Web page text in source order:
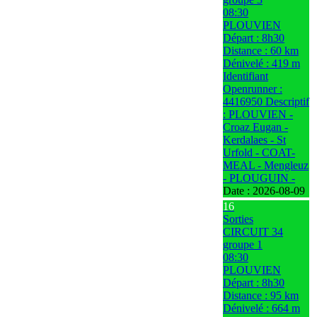
08:30
PLOUVIEN
Départ : 8h30
Distance : 60 km
Dénivelé : 419 m
Identifiant
Openrunner :
4416950 Descriptif
: PLOUVIEN -
Croaz Eugan -
Kerdalaes - St
Urfold - COAT-
MEAL - Mengleuz
- PLOUGUIN -
Date : 2026-08-09
16
Sorties
CIRCUIT 34
groupe 1
08:30
PLOUVIEN
Départ : 8h30
Distance : 95 km
Dénivelé : 664 m